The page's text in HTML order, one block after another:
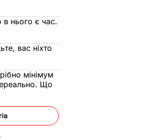
нього є час.
вас ніхто
мінімум
Що